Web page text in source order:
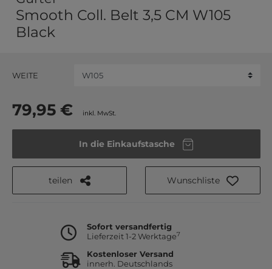
Smooth Coll. Belt 3,5 CM W105
Black
WEITE
79,95 € inkl. MwSt.
In die Einkaufstasche
teilen Wunschliste
Sofort versandfertig
Lieferzeit 1-2 Werktage7
Kostenloser Versand
innerh. Deutschlands